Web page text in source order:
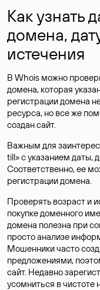
Как узнать
домена,
истечения
В Whois можно
домена, которая
регистрации домена
ресурса, но все же
создан сайт.
Важным для
till» с указанием даты,
Соответственно, ее
регистрации домена.
Проверять возраст и
покупке доменного
домена полезна при
просто анализе
Мошенники часто
предложениями,
сайт. Недавно
усомниться в